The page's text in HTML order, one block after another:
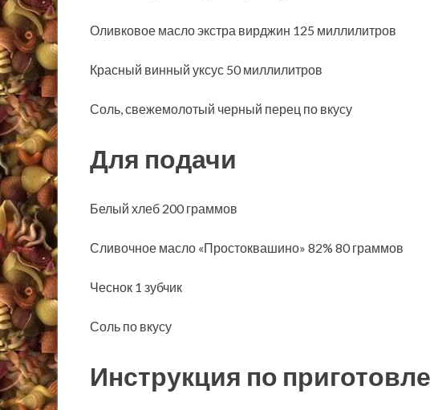
Оливковое масло экстра вирджин 125 миллилитров
Красный винный уксус 50 миллилитров
Соль, свежемолотый черный перец по вкусу
Для подачи
Белый хлеб 200 граммов
Сливочное масло «Простоквашино» 82% 80 граммов
Чеснок 1 зубчик
Соль по вкусу
Инструкция по